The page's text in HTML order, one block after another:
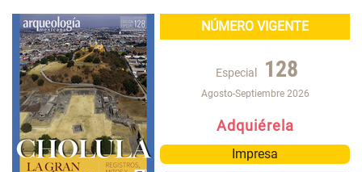
NÚMERO VIGENTE
Especial 128
Agosto-Septiembre 2026
Adquiérela
Impresa